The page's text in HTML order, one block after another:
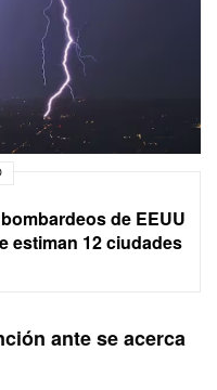
de EEUU
estiman 12 ciudades
ante se acerca